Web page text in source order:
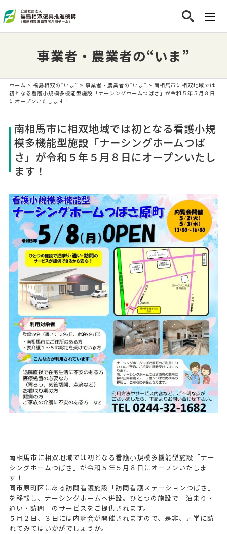
事業者・農業者の“いま”
ホーム > 福島相双の“いま” > 事業者・農業者の“いま” > 南相馬市に相双地域では
初となる看護小規模多機能型施設「ナーシングホームつばさ」が令和５年５月８日
にオープンいたします！
南相馬市に相双地域では初となる看護小規
模多機能型施設「ナーシングホームつば
さ」が令和５年５月８日にオープンいたし
ます！
南相馬市に相双地域では初となる看護小規模多機能型施設「ナー
シングホームつばさ」が令和５年５月８日にオープンいたしま
す！
同市原町区にある訪問看護施設「訪問看護ステーションつばさ」
を移転し、ナーシングホームへ併設。ひとつの施設で「泊まり・
通い・訪問」のサービスをご提供されます。
５月２日、３日には内覧会が開催されますので、是非、見学に訪
れてみてはいかがでしょうか。